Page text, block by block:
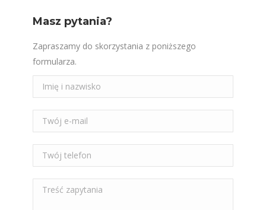
Masz pytania?
Zapraszamy do skorzystania z poniższego
formularza.